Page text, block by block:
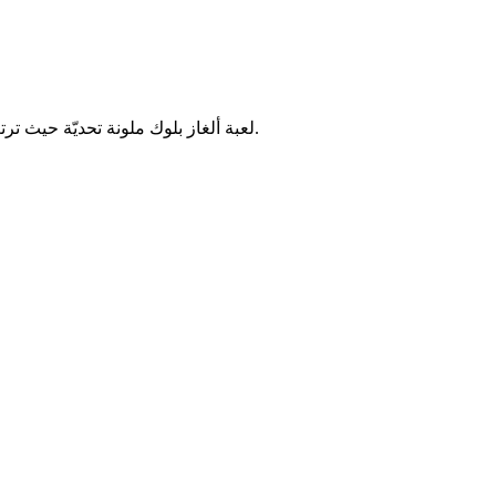
لعبة ألغاز بلوك ملونة تحديّة حيث ترتب قطع البلوكات الملونة في مساحات محدودة. اختبر وعيك المكاني ومهارات التخطيط من خلال مستويات كولور بلوك جام المتزايدة التعقيد.